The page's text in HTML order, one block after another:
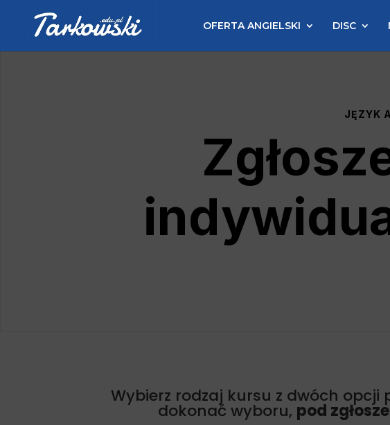
OFERTA ANGIELSKI DISC
JĘZYK
Wybierz rodzaj kursu z dwóch opcji
dokonać wyboru, pod